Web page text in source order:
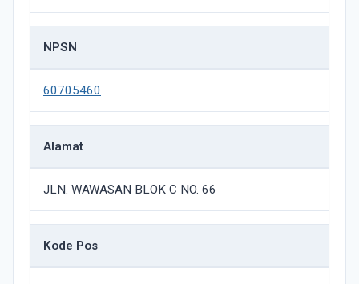
NPSN
60705460
Alamat
JLN. WAWASAN BLOK C NO. 66
Kode Pos